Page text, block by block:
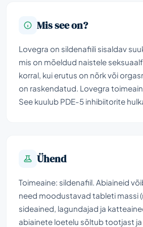
Mis see on?
Lovegra on sildenafiili sisaldav
mis on mõeldud naistele
korral, kui erutus on nõrk või
on raskendatud. Lovegra
See kuulub PDE-5 inhibiitorite
Ühend
Toimeaine: sildenafiil. Abiaineid
need moodustavad tableti massi
sideained, lagundajad ja
abiainete loetelu sõltub tootjast